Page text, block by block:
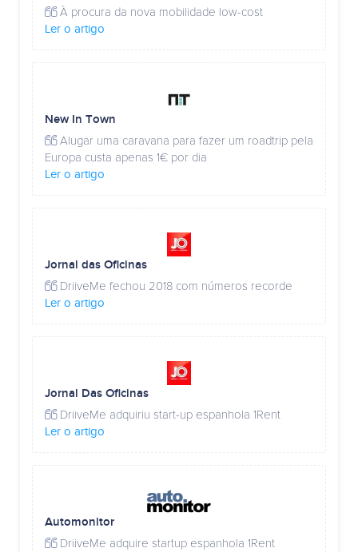
À procura da nova mobilidade low-cost
Ler o artigo
New In Town
Alugar uma caravana para fazer um roadtrip pela
Europa custa apenas 1€ por dia
Ler o artigo
Jornal das Oficinas
DriiveMe fechou 2018 com números recorde
Ler o artigo
Jornal Das Oficinas
DriiveMe adquiriu start-up espanhola 1Rent
Ler o artigo
Automonitor
DriiveMe adquire startup espanhola 1Rent